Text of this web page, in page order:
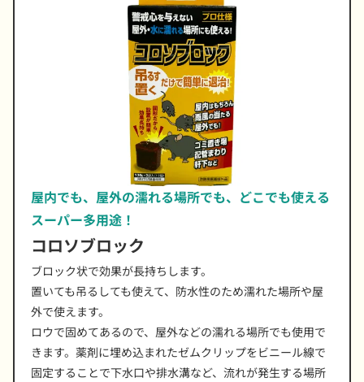
屋内でも、屋外の濡れる場所でも、どこでも使える
スーパー多用途！
コロソブロック
ブロック状で効果が長持ちします。
置いても吊るしても使えて、防水性のため濡れた場所や屋
外で使えます。
ロウで固めてあるので、屋外などの濡れる場所でも使用で
きます。薬剤に埋め込まれたゼムクリップをビニール線で
固定することで下水口や排水溝など、流れが発生する場所